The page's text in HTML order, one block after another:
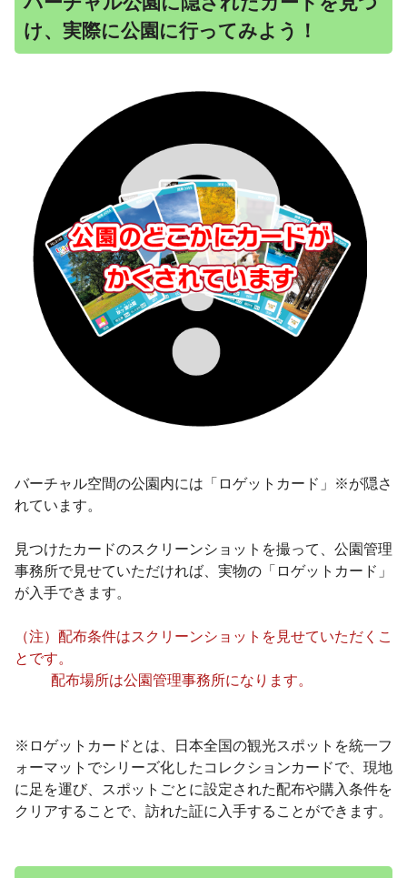
け、実際に公園に行ってみよう！
バーチャル空間の公園内には「ロゲットカード」※が隠さ
れています。
見つけたカードのスクリーンショットを撮って、公園管理
事務所で見せていただければ、実物の「ロゲットカード」
が入手できます。
（注）配布条件はスクリーンショットを見せていただくこ
とです。
配布場所は公園管理事務所になります。
※ロゲットカードとは、日本全国の観光スポットを統一フ
ォーマットでシリーズ化したコレクションカードで、現地
に足を運び、スポットごとに設定された配布や購入条件を
クリアすることで、訪れた証に入手することができます。